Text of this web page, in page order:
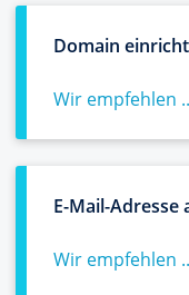
Domain
Wir empfehlen
E-Mail-Adresse
Wir empfehlen